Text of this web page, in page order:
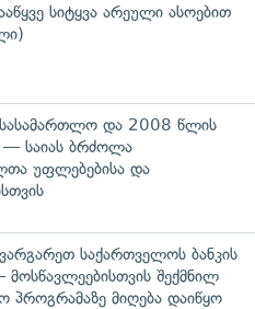
სიტყვა არეული ასოებით
სასამართლო და 2008 წლის
— საიას ბრძოლა
უფლებებისა და
საქართველოს ბანკის
შექმნილ
პროგრამაზე მიღება დაიწყო